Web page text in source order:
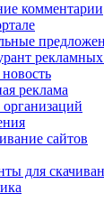
комментарии
рекламных
реклама
организаций
сайтов
для